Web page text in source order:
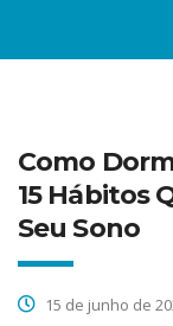
Como
15 Hábitos
Seu Sono
15 de junho de